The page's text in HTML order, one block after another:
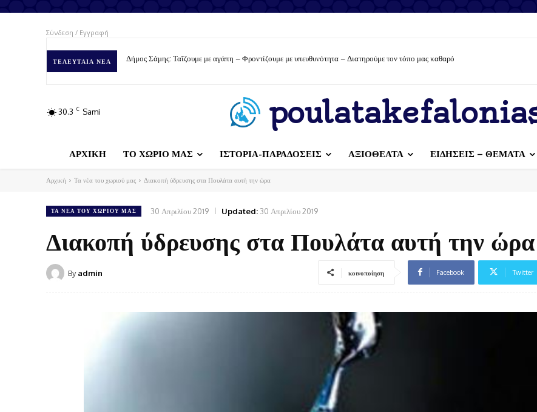
Σύνδεση / Εγγραφή
ΤΕΛΕΥΤΑΊΑ ΝΈΑ Δήμος Σάμης: Ταΐζουμε με αγάπη – Φροντίζουμε με υπευθυνότητα – Διατηρούμε τον τόπο μας καθαρό
30.3 C Sami
ΑΡΧΙΚΗ ΤΟ ΧΩΡΙΟ ΜΑΣ ΙΣΤΟΡΙΑ-ΠΑΡΑΔΟΣΕΙΣ ΑΞΙΟΘΕΑΤΑ ΕΙΔΗΣΕΙΣ – ΘΕΜΑΤΑ
Αρχική Τα νέα του χωριού μας Διακοπή ύδρευσης στα Πουλάτα αυτή την ώρα
ΤΑ ΝΈΑ ΤΟΥ ΧΩΡΙΟΎ ΜΑΣ 30 Απριλίου 2019 Updated: 30 Απριλίου 2019
Διακοπή ύδρευσης στα Πουλάτα αυτή την ώρα
By admin κοινοποίηση Facebook Twitter